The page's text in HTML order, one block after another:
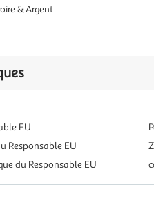
& Argent
EU
Responsable EU
du Responsable EU